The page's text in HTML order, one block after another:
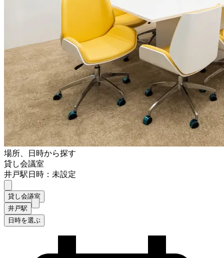
場所、日時から探す
貸し会議室
井戸駅日時：未設定
貸し会議室
井戸駅
日時を選ぶ